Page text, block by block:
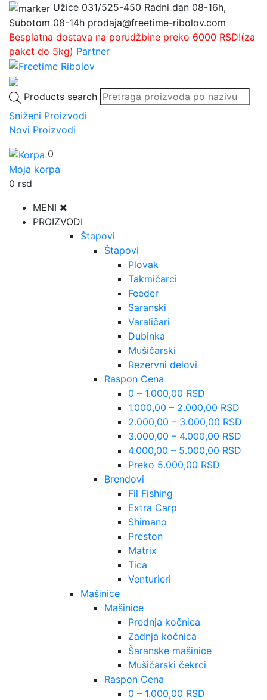
Užice 031/525-450 Radni dan 08-16h,
Subotom 08-14h prodaja@freetime-ribolov.com
Besplatna dostava na porudžbine preko 6000 RSD!(za
paket do 5kg) Partner
Products search
Sniženi Proizvodi
Novi Proizvodi
0
Moja korpa
0 rsd
MENI
PROIZVODI
Štapovi
Štapovi
Plovak
Takmičarci
Feeder
Saranski
Varaličari
Dubinka
Mušičarski
Rezervni delovi
Raspon Cena
0 – 1.000,00 RSD
1.000,00 – 2.000,00 RSD
2.000,00 – 3.000,00 RSD
3.000,00 – 4.000,00 RSD
4.000,00 – 5.000,00 RSD
Preko 5.000,00 RSD
Brendovi
Fil Fishing
Extra Carp
Shimano
Preston
Matrix
Tica
Venturieri
Mašinice
Mašinice
Prednja kočnica
Zadnja kočnica
Šaranske mašinice
Mušičarski čekrci
Raspon Cena
0 – 1.000,00 RSD